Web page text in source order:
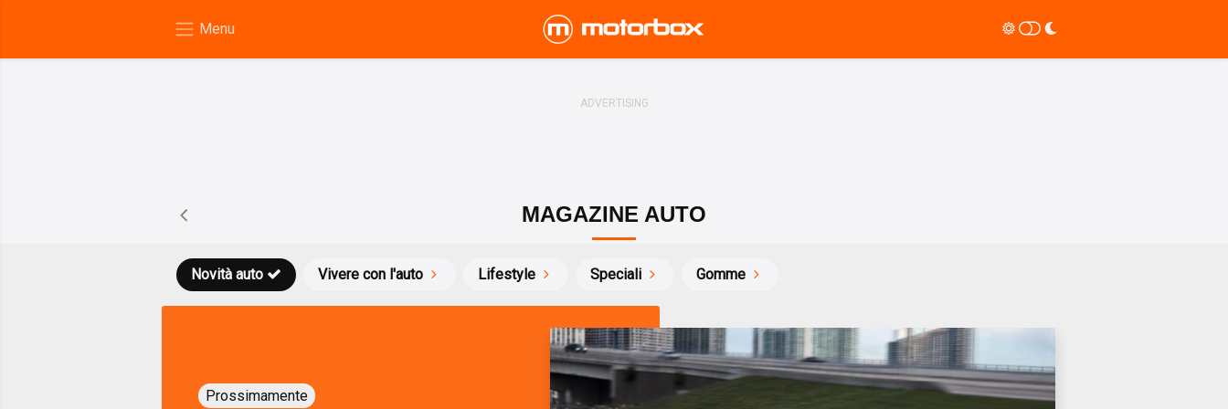
MAGAZINE AUTO
Novità auto Vivere con l'auto Lifestyle Speciali Gomme
Prossimamente